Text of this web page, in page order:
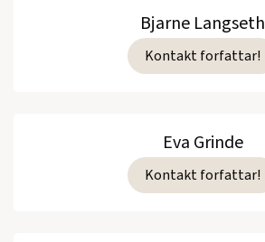
Bjarne Langseth
Kontakt forfattar!
Eva Grinde
Kontakt forfattar!